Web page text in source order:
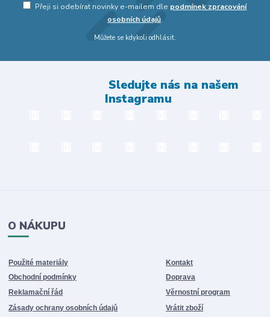
Přeji si odebírat novinky e-mailem dle podmínek zpracování
osobních údajů.
Můžete se kdykoli odhlásit.
Sledujte nás na našem
Instagramu
O NÁKUPU
Použité materiály
Kontakt
Obchodní podmínky
Doprava
Reklamační řád
Věrnostní program
Zásady ochrany osobních údajů
Vrátit zboží